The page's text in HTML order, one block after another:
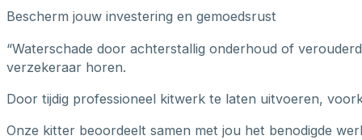
Bescherm jouw investering en gemoedsrust
“Waterschade door achterstallig onderhoud of
verzekeraar horen.
Door tijdig professioneel kitwerk te laten uitvoeren,
Onze kitter beoordeelt samen met jou het benodigde